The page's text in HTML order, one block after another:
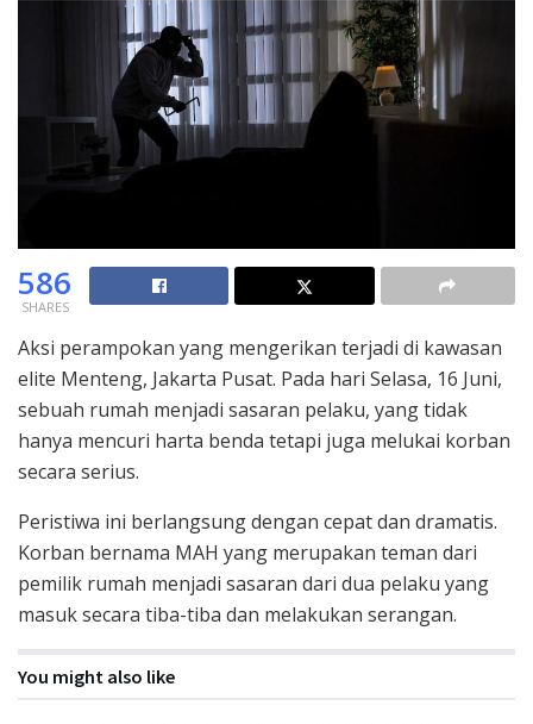
586
SHARES
Aksi perampokan yang mengerikan terjadi di kawasan
elite Menteng, Jakarta Pusat. Pada hari Selasa, 16 Juni,
sebuah rumah menjadi sasaran pelaku, yang tidak
hanya mencuri harta benda tetapi juga melukai korban
secara serius.
Peristiwa ini berlangsung dengan cepat dan dramatis.
Korban bernama MAH yang merupakan teman dari
pemilik rumah menjadi sasaran dari dua pelaku yang
masuk secara tiba-tiba dan melakukan serangan.
You might also like